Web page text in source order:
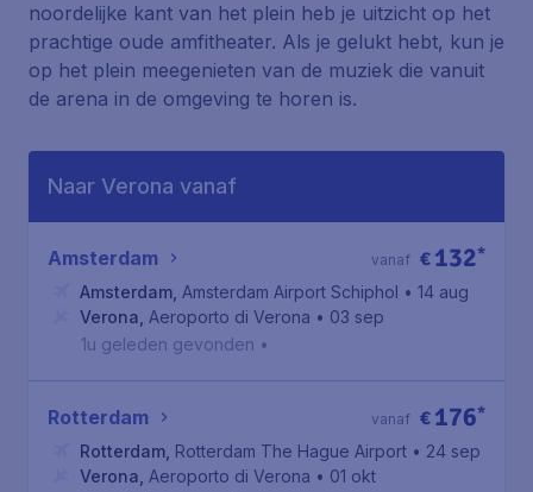
noordelijke kant van het plein heb je uitzicht op het
prachtige oude amfitheater. Als je gelukt hebt, kun je
op het plein meegenieten van de muziek die vanuit
de arena in de omgeving te horen is.
Naar Verona vanaf
Amsterdam € 132*
vanaf
Amsterdam Amsterdam Airport Schiphol • 14 aug
Verona Aeroporto di Verona • 03 sep
1u geleden gevonden •
Rotterdam € 176*
vanaf
Rotterdam Rotterdam The Hague Airport • 24 sep
Verona Aeroporto di Verona • 01 okt